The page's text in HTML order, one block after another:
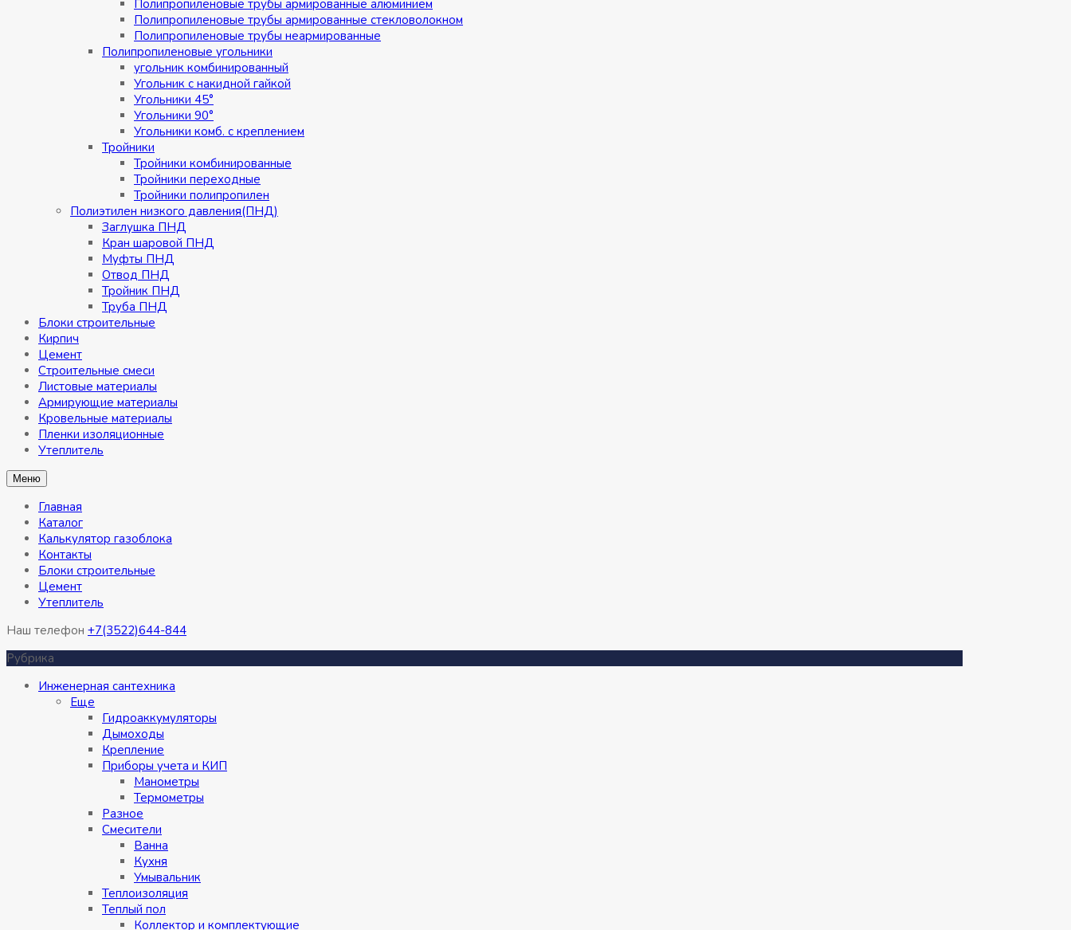
Полипропиленовые трубы армированные алюминием
Полипропиленовые трубы армированные стекловолокном
Полипропиленовые трубы неармированные
Полипропиленовые угольники
угольник комбинированный
Угольник с накидной гайкой
Угольники 45°
Угольники 90°
Угольники комб. с креплением
Тройники
Тройники комбинированные
Тройники переходные
Тройники полипропилен
Полиэтилен низкого давления(ПНД)
Заглушка ПНД
Кран шаровой ПНД
Муфты ПНД
Отвод ПНД
Тройник ПНД
Труба ПНД
Блоки строительные
Кирпич
Цемент
Строительные смеси
Листовые материалы
Армирующие материалы
Кровельные материалы
Пленки изоляционные
Утеплитель
Меню
Главная
Каталог
Калькулятор газоблока
Контакты
Блоки строительные
Цемент
Утеплитель
Наш телефон +7(3522)644-844
Рубрика
Инженерная сантехника
Eще
Гидроаккумуляторы
Дымоходы
Крепление
Приборы учета и КИП
Манометры
Термометры
Разное
Смесители
Ванна
Кухня
Умывальник
Теплоизоляция
Теплый пол
Коллектор и комплектующие